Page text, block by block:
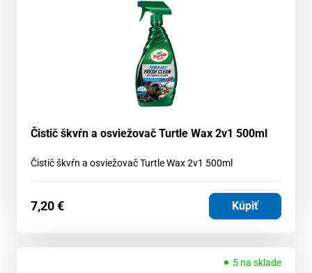
Čistič škvŕn a osviežovač Turtle Wax 2v1 500ml
Čistič škvŕn a osviežovač Turtle Wax 2v1 500ml
7,20€ Kúpiť
5 na sklade